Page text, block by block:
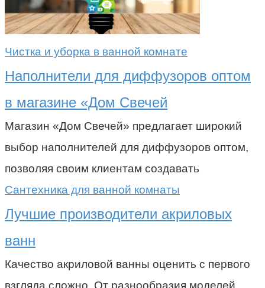
Чистка и уборка в ванной комнате
Наполнители для диффузоров оптом
в магазине «Дом Свечей
Магазин «Дом Свечей» предлагает широкий
выбор наполнителей для диффузоров оптом,
позволяя своим клиентам создавать
Сантехника для ванной комнаты
Лучшие производители акриловых
ванн
Качество акриловой ванны оценить с первого
взгляда сложно. От разнообразия моделей